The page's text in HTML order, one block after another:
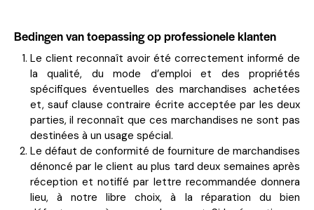
Bedingen van toepassing op professionele klanten
Le client reconnaît avoir été correctement informé de
la qualité, du mode d’emploi et des propriétés
spécifiques éventuelles des marchandises achetées
et, sauf clause contraire écrite acceptée par les deux
parties, il reconnaît que ces marchandises ne sont pas
destinées à un usage spécial.
Le défaut de conformité de fourniture de marchandises
dénoncé par le client au plus tard deux semaines après
réception et notifié par lettre recommandée donnera
lieu, à notre libre choix, à la réparation du bien